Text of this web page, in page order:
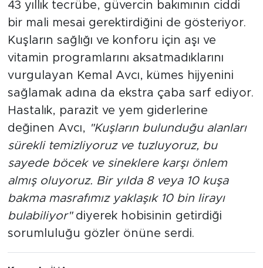
43 yıllık tecrübe, güvercin bakımının ciddi
bir mali mesai gerektirdiğini de gösteriyor.
Kuşların sağlığı ve konforu için aşı ve
vitamin programlarını aksatmadıklarını
vurgulayan Kemal Avcı, kümes hijyenini
sağlamak adına da ekstra çaba sarf ediyor.
Hastalık, parazit ve yem giderlerine
değinen Avcı, "Kuşların bulunduğu alanları
sürekli temizliyoruz ve tuzluyoruz, bu
sayede böcek ve sineklere karşı önlem
almış oluyoruz. Bir yılda 8 veya 10 kuşa
bakma masrafımız yaklaşık 10 bin lirayı
bulabiliyor"diyerek hobisinin getirdiği
sorumluluğu gözler önüne serdi.